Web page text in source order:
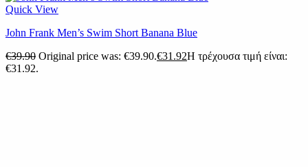
Quick View
John Frank Men’s Swim Short Banana Blue
€39.90 Original price was: €39.90.€31.92Η τρέχουσα τιμή είναι:
€31.92.